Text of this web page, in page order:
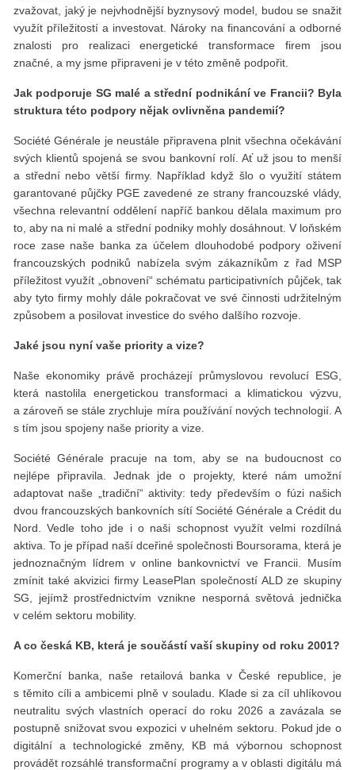
zvažovat, jaký je nejvhodnější byznysový model, budou se snažit
využít příležitostí a investovat. Nároky na financování a odborné
znalosti pro realizaci energetické transformace firem jsou
značné, a my jsme připraveni je v této změně podpořit.
Jak podporuje SG malé a střední podnikání ve Francii? Byla
struktura této podpory nějak ovlivněna pandemií?
Société Générale je neustále připravena plnit všechna očekávání
svých klientů spojená se svou bankovní rolí. Ať už jsou to menší
a střední nebo větší firmy. Například když šlo o využití státem
garantované půjčky PGE zavedené ze strany francouzské vlády,
všechna relevantní oddělení napříč bankou dělala maximum pro
to, aby na ni malé a střední podniky mohly dosáhnout. V loňském
roce zase naše banka za účelem dlouhodobé podpory oživení
francouzských podniků nabízela svým zákazníkům z řad MSP
příležitost využít „obnovení“ schématu participativních půjček, tak
aby tyto firmy mohly dále pokračovat ve své činnosti udržitelným
způsobem a posilovat investice do svého dalšího rozvoje.
Jaké jsou nyní vaše priority a vize?
Naše ekonomiky právě procházejí průmyslovou revolucí ESG,
která nastolila energetickou transformaci a klimatickou výzvu,
a zároveň se stále zrychluje míra používání nových technologií. A
s tím jsou spojeny naše priority a vize.
Société Générale pracuje na tom, aby se na budoucnost co
nejlépe připravila. Jednak jde o projekty, které nám umožní
adaptovat naše „tradiční“ aktivity: tedy především o fúzi našich
dvou francouzských bankovních sítí Société Générale a Crédit du
Nord. Vedle toho jde i o naši schopnost využít velmi rozdílná
aktiva. To je případ naší dceřiné společnosti Boursorama, která je
jednoznačným lídrem v online bankovnictví ve Francii. Musím
zmínit také akvizici firmy LeasePlan společností ALD ze skupiny
SG, jejímž prostřednictvím vznikne nesporná světová jednička
v celém sektoru mobility.
A co česká KB, která je součástí vaší skupiny od roku 2001?
Komerční banka, naše retailová banka v České republice, je
s těmito cíli a ambicemi plně v souladu. Klade si za cíl uhlíkovou
neutralitu svých vlastních operací do roku 2026 a zavázala se
postupně snižovat svou expozici v uhelném sektoru. Pokud jde o
digitální a technologické změny, KB má výbornou schopnost
provádět rozsáhlé transformační programy a v oblasti digitálu má